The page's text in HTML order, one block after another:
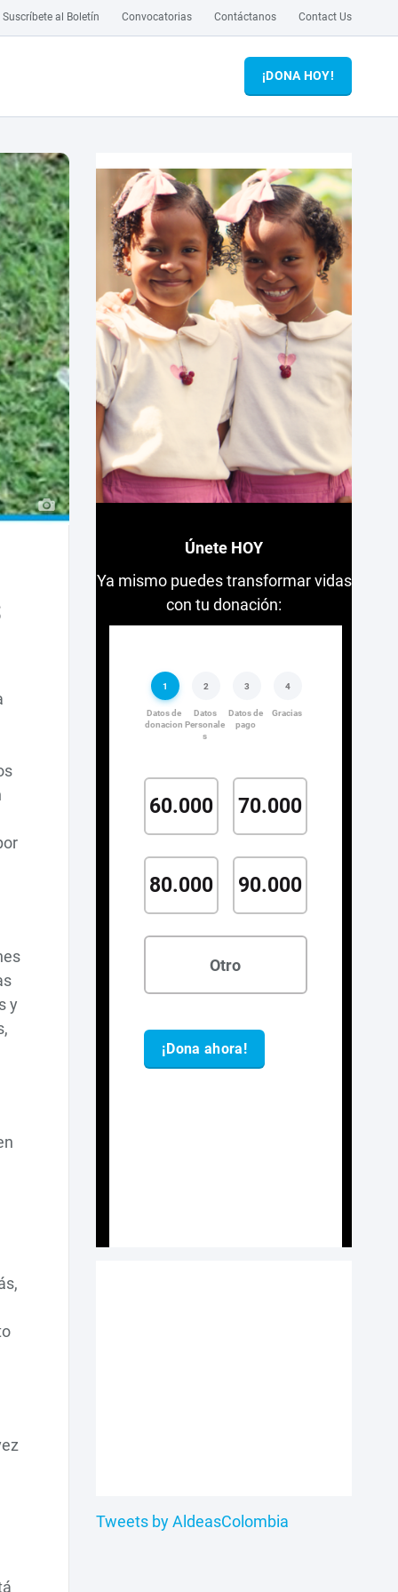
Suscríbete al Boletín Convocatorias Contáctanos Contact Us
¡DONA HOY!
y
Únete HOY
Ya mismo puedes transformar vidas
con tu donación:
Tweets by AldeasColombia